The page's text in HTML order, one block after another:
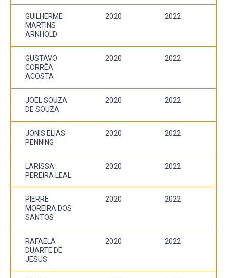
GUILHERME
MARTINS
ARNHOLD
2020 2022
GUSTAVO
CORRÊA
ACOSTA
2020 2022
JOEL SOUZA
DE SOUZA
2020 2022
JONIS ELIAS
PENNING
2020 2022
LARISSA
PEREIRA LEAL
2020 2022
PIERRE
MOREIRA DOS
SANTOS
2020 2022
RAFAELA
DUARTE DE
JESUS
2020 2022